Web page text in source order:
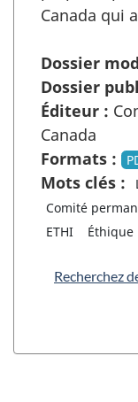
Canada qui
Dossier
Dossier
Éditeur :
Canada
Formats :
Mots clés :
Comité
ETHI
Éthique
Recherchez